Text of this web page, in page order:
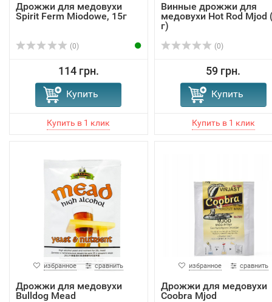
Дрожжи для медовухи
Spirit Ferm Miodowe, 15г
(0)
114 грн.
Купить
Винные дрожжи для
медовухи Hot Rod Mjod
г)
(0)
59 грн.
Купить
избранное сравнить
Дрожжи для медовухи
Bulldog Mead
избранное сравнить
Дрожжи для медовухи
Coobra Mjod